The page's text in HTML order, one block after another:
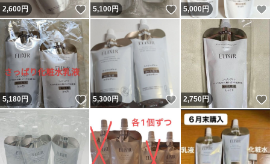
2,600円 いいね！
5,100円 いいね！
5,000円
5,180円 いいね！
5,300円 いいね！
2,750円